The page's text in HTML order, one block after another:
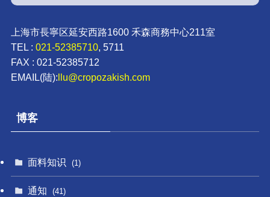
上海市長寧区延安西路1600 禾森商務中心211室
TEL : 021-52385710, 5711
FAX : 021-52385712
EMAIL(陆):llu@cropozakish.com
博客
面料知识 (1)
通知 (41)